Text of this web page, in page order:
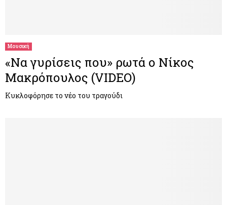
Μουσική
«Να γυρίσεις που» ρωτά ο Νίκος
Μακρόπουλος (VIDEO)
Κυκλοφόρησε το νέο του τραγούδι